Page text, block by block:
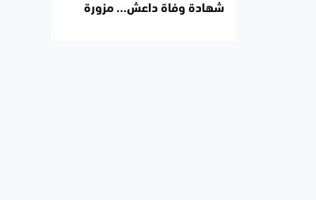
شهادة وفاة داعش... مزورة